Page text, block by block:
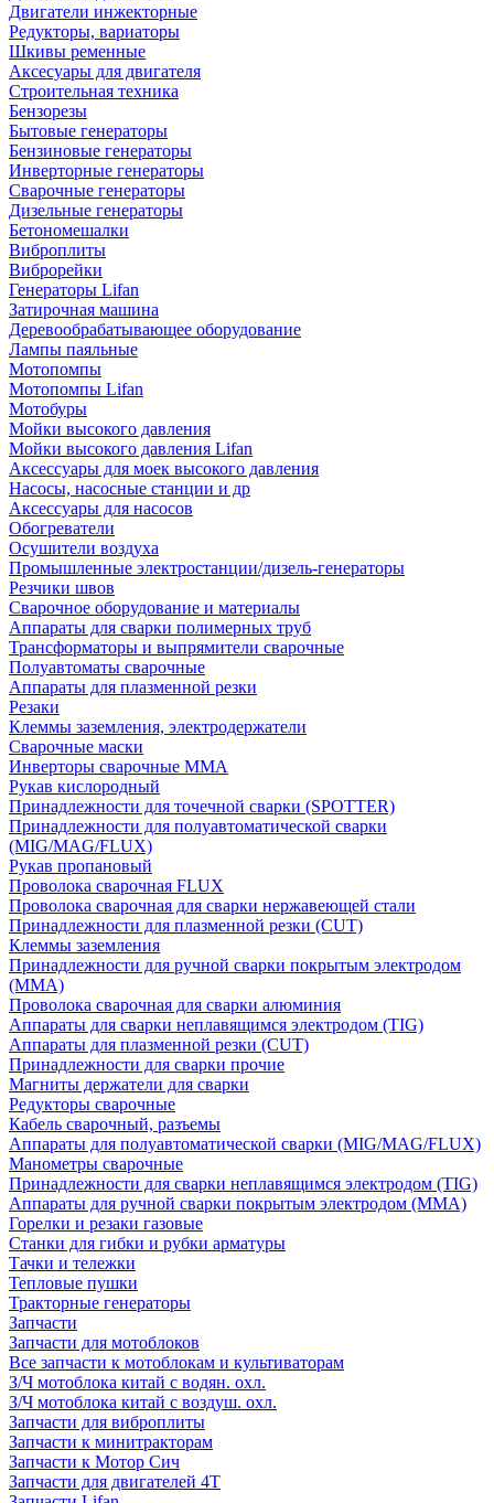
Двигатели инжекторные
Редукторы, вариаторы
Шкивы ременные
Аксесуары для двигателя
Строительная техника
Бензорезы
Бытовые генераторы
Бензиновые генераторы
Инверторные генераторы
Сварочные генераторы
Дизельные генераторы
Бетономешалки
Виброплиты
Виброрейки
Генераторы Lifan
Затирочная машина
Деревообрабатывающее оборудование
Лампы паяльные
Мотопомпы
Мотопомпы Lifan
Мотобуры
Мойки высокого давления
Мойки высокого давления Lifan
Аксессуары для моек высокого давления
Насосы, насосные станции и др
Аксессуары для насосов
Обогреватели
Осушители воздуха
Промышленные электростанции/дизель-генераторы
Резчики швов
Сварочное оборудование и материалы
Аппараты для сварки полимерных труб
Трансформаторы и выпрямители сварочные
Полуавтоматы сварочные
Аппараты для плазменной резки
Резаки
Клеммы заземления, электродержатели
Сварочные маски
Инверторы сварочные ММА
Рукав кислородный
Принадлежности для точечной сварки (SPOTTER)
Принадлежности для полуавтоматической сварки
(MIG/MAG/FLUX)
Рукав пропановый
Проволока сварочная FLUX
Проволока сварочная для сварки нержавеющей стали
Принадлежности для плазменной резки (CUT)
Клеммы заземления
Принадлежности для ручной сварки покрытым электродом
(MMA)
Проволока сварочная для сварки алюминия
Аппараты для сварки неплавящимся электродом (TIG)
Аппараты для плазменной резки (CUT)
Принадлежности для сварки прочие
Магниты держатели для сварки
Редукторы сварочные
Кабель сварочный, разъемы
Аппараты для полуавтоматической сварки (MIG/MAG/FLUX)
Манометры сварочные
Принадлежности для сварки неплавящимся электродом (TIG)
Аппараты для ручной сварки покрытым электродом (MMA)
Горелки и резаки газовые
Станки для гибки и рубки арматуры
Тачки и тележки
Тепловые пушки
Тракторные генераторы
Запчасти
Запчасти для мотоблоков
Все запчасти к мотоблокам и культиваторам
З/Ч мотоблока китай с водян. охл.
З/Ч мотоблока китай с воздуш. охл.
Запчасти для виброплиты
Запчасти к минитракторам
Запчасти к Мотор Сич
Запчасти для двигателей 4Т